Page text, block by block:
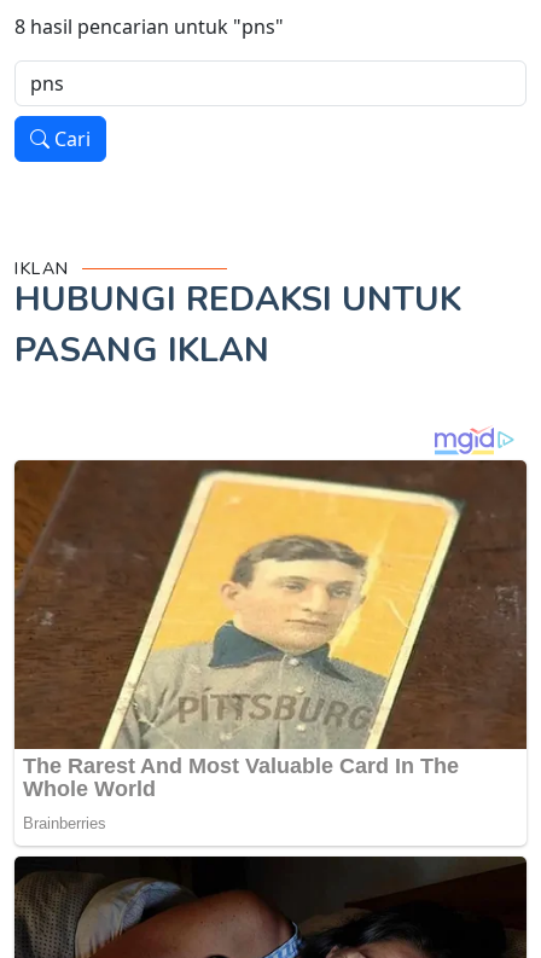
8 hasil pencarian untuk "pns"
Cari
IKLAN
HUBUNGI REDAKSI UNTUK
PASANG IKLAN